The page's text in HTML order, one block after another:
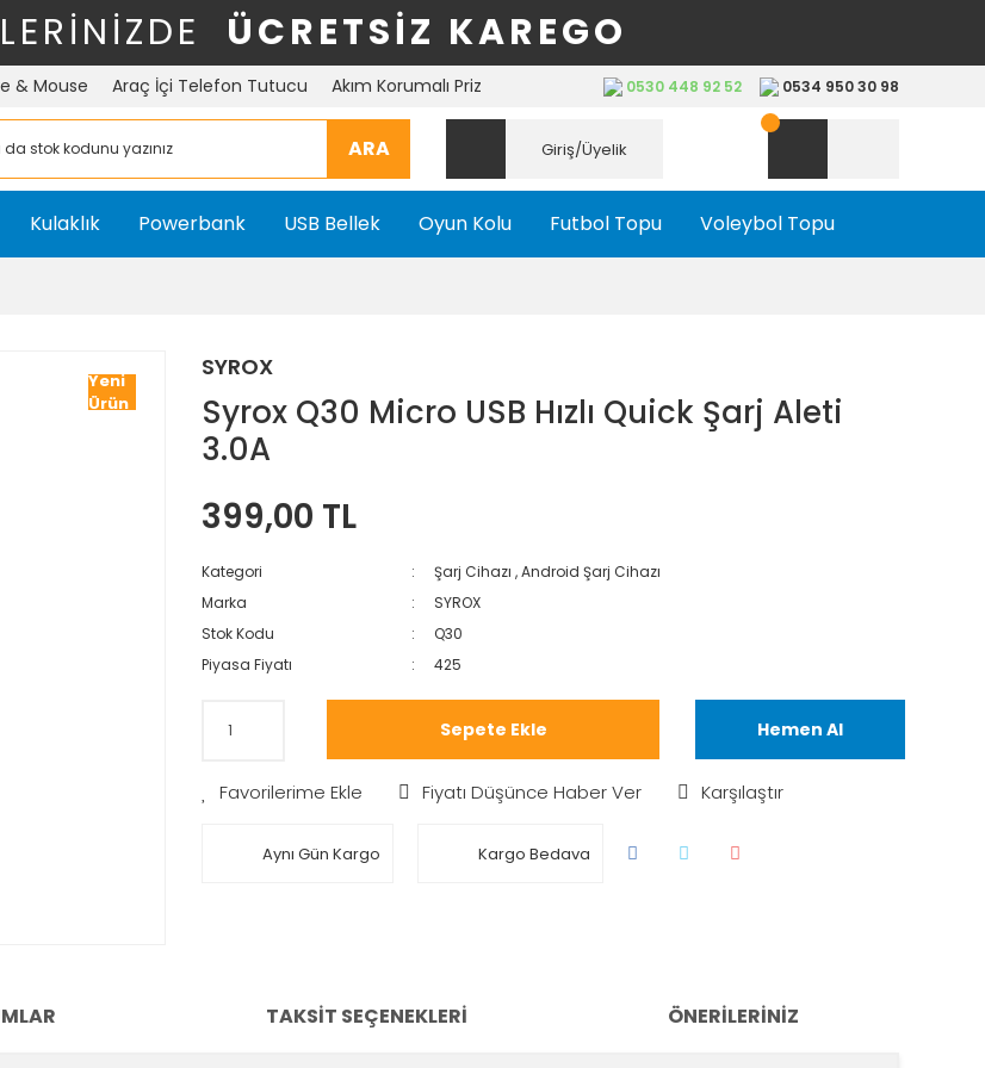
ÜCRETSİZ KAREGO
& Mouse Araç İçi Telefon Tutucu Akım Korumalı Priz 0530 448 92 52 0534 950 30 98
ARA Giriş/Üyelik
Kulaklık Powerbank USB Bellek Oyun Kolu Futbol Topu Voleybol Topu
Yeni
Ürün
SYROX
Syrox Q30 Micro USB Hızlı Quick Şarj Aleti
3.0A
399,00 TL
Kategori Şarj Cihazı ,Android Şarj Cihazı
Marka
SYROX
Stok Kodu
Q30
Piyasa Fiyatı
425
Sepete Ekle Hemen Al
Fiyatı Düşünce Haber Ver Karşılaştır
Aynı Gün Kargo Kargo Bedava
TAKSIT SEÇENEKLERI ÖNERILERINIZ